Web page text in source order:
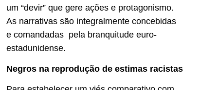
um “devir” que gere ações e protagonismo.
As narrativas são integralmente concebidas
e comandadas pela branquitude euro-
estadunidense.
Negros na reprodução de estimas racistas